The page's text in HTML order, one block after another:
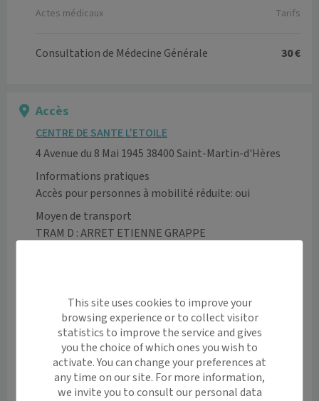
Actes médicaux Tarifs
Consultation de Médecine Générale 30 €
Accès
CENTRE DE SANTE L'ETOILE
4 Avenue du 8 Mai 1945 38400 Saint-Martin-d'Hères
Informations pratiques
Accès pour personnes à mobilité réduite: oui
Moyen de transport
TRAM D : ARRET ETIENNE GRAPPE
−
This site uses cookies to improve your
browsing experience or to collect visitor
statistics to improve the service and gives
you the choice of which ones you wish to
activate. You can change your preferences at
any time on our site. For more information,
we invite you to consult our personal data